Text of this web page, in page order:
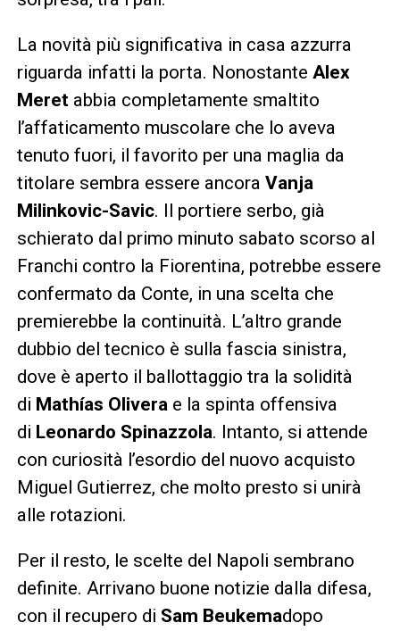
La novità più significativa in casa azzurra
riguarda infatti la porta. Nonostante Alex
Meretabbia completamente smaltito
l’affaticamento muscolare che lo aveva
tenuto fuori, il favorito per una maglia da
titolare sembra essere ancora Vanja
Milinkovic-Savic. Il portiere serbo, già
schierato dal primo minuto sabato scorso al
Franchi contro la Fiorentina, potrebbe essere
confermato da Conte, in una scelta che
premierebbe la continuità. L’altro grande
dubbio del tecnico è sulla fascia sinistra,
dove è aperto il ballottaggio tra la solidità
di Mathías Olivera e la spinta offensiva
di Leonardo Spinazzola. Intanto, si attende
con curiosità l’esordio del nuovo acquisto
Miguel Gutierrez, che molto presto si unirà
alle rotazioni.
Per il resto, le scelte del Napoli sembrano
definite. Arrivano buone notizie dalla difesa,
con il recupero di Sam Beukemadopo